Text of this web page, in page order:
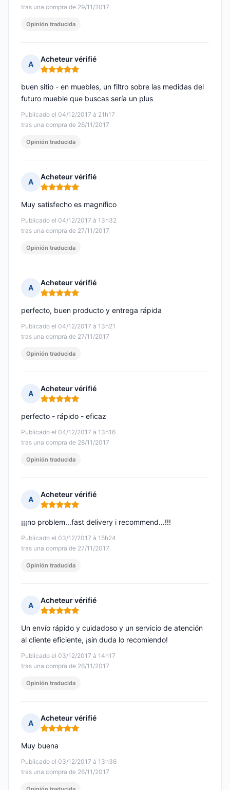
tras una compra de 29/11/2017
Opinión traducida
A
Acheteur vérifié
Nota: 5 de 5
Publicado el 04/12/2017 à 21h17
tras una compra de 26/11/2017
buen sitio - en muebles, un filtro sobre las medidas del
futuro mueble que buscas sería un plus
Opinión traducida
A
Acheteur vérifié
Nota: 5 de 5
Publicado el 04/12/2017 à 13h32
tras una compra de 27/11/2017
Muy satisfecho es magnífico
Opinión traducida
A
Acheteur vérifié
Nota: 5 de 5
Publicado el 04/12/2017 à 13h21
tras una compra de 27/11/2017
perfecto, buen producto y entrega rápida
Opinión traducida
A
Acheteur vérifié
Nota: 5 de 5
Publicado el 04/12/2017 à 13h16
tras una compra de 28/11/2017
perfecto - rápido - eficaz
Opinión traducida
A
Acheteur vérifié
Nota: 5 de 5
Publicado el 03/12/2017 à 15h24
tras una compra de 27/11/2017
¡¡¡no problem...fast delivery i recommend...!!!
Opinión traducida
A
Acheteur vérifié
Nota: 5 de 5
Publicado el 03/12/2017 à 14h17
tras una compra de 26/11/2017
Un envío rápido y cuidadoso y un servicio de atención
al cliente eficiente, ¡sin duda lo recomiendo!
Opinión traducida
A
Acheteur vérifié
Nota: 5 de 5
Publicado el 03/12/2017 à 13h36
tras una compra de 26/11/2017
Muy buena